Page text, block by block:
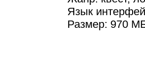
Язык
Размер: 970